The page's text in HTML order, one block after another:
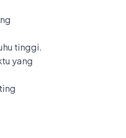
tinggi.
yang